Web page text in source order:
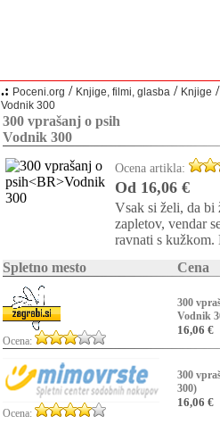
.: Poceni.org / Knjige, filmi, glasba / Knjige
Vodnik 300
300 vprašanj o psih
Vodnik 300
Ocena artikla:
Od 16,06 €
Vsak si želi, da bi
zapletov, vendar
ravnati s kužkom.
Spletno mesto
Cena
Ocena:
300
Vodnik
16,06 €
Ocena:
300
300)
16,06 €